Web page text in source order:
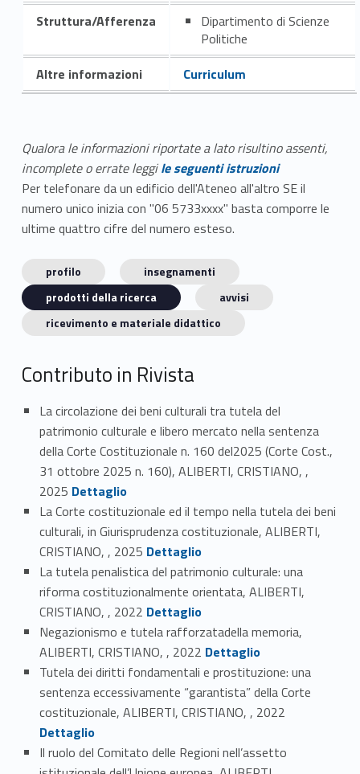
Struttura/Afferenza
Dipartimento di Scienze
Politiche
Altre informazioni
Curriculum
Qualora le informazioni riportate a lato risultino assenti,
incomplete o errate leggile seguenti istruzioni
Per telefonare da un edificio dell'Ateneo all'altro SE il
numero unico inizia con "06 5733xxxx" basta comporre le
ultime quattro cifre del numero esteso.
profilo
insegnamenti
prodotti della ricerca
avvisi
ricevimento e materiale didattico
Contributo in Rivista
La circolazione dei beni culturali tra tutela del
patrimonio culturale e libero mercato nella sentenza
della Corte Costituzionale n. 160 del2025 (Corte Cost.,
31 ottobre 2025 n. 160), ALIBERTI, CRISTIANO, ,
2025 Link identifier #identifier_person_12304-1Dettaglio
La Corte costituzionale ed il tempo nella tutela dei beni
culturali, in Giurisprudenza costituzionale, ALIBERTI,
CRISTIANO, , 2025 Link identifier #identifier_person_50329-2Dettaglio
La tutela penalistica del patrimonio culturale: una
riforma costituzionalmente orientata, ALIBERTI,
CRISTIANO, , 2022 Link identifier #identifier_person_247-3Dettaglio
Negazionismo e tutela rafforzatadella memoria,
ALIBERTI, CRISTIANO, , 2022 Link identifier #identifier_person_66813-4Dettaglio
Tutela dei diritti fondamentali e prostituzione: una
sentenza eccessivamente “garantista” della Corte
costituzionale, ALIBERTI, CRISTIANO, , 2022
Dettaglio
Il ruolo del Comitato delle Regioni nell’assetto